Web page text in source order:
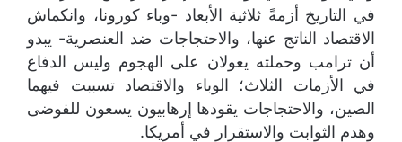
في التاريخ أزمةً ثلاثية الأبعاد -وباء كورونا، وانكماش
الاقتصاد الناتج عنها، والاحتجاجات ضد العنصرية- يبدو
أن ترامب وحملته يعولان على الهجوم وليس الدفاع
في الأزمات الثلاث؛ الوباء والاقتصاد تسببت فيهما
الصين، والاحتجاجات يقودها إرهابيون يسعون للفوضى
وهدم الثوابت والاستقرار في أمريكا.